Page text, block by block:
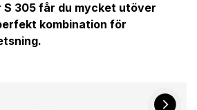
S 305 får du mycket utöver
kombination för